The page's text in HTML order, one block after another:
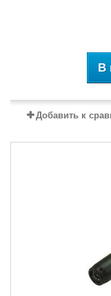
В
Добавить к